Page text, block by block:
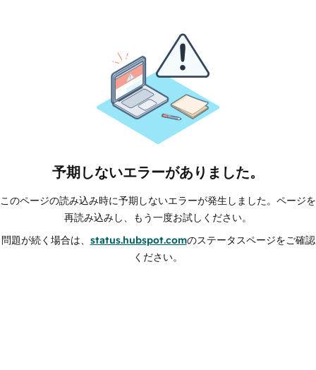
予期しないエラーがありました。
このページの読み込み時に予期しないエラーが発生しました。ページを
再読み込みし、もう一度お試しください。
問題が続く場合は、 status.hubspot.comのステータスページをご確認
ください。